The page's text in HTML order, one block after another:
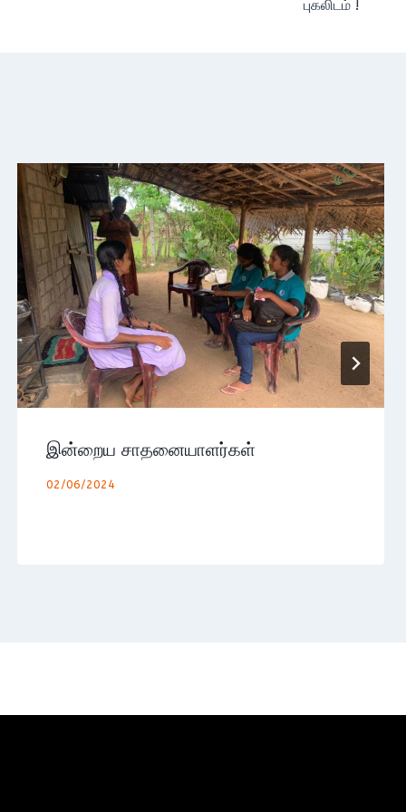
புகலிடம் !
இன்றைய சாதனையாளர்கள்
02/06/2024